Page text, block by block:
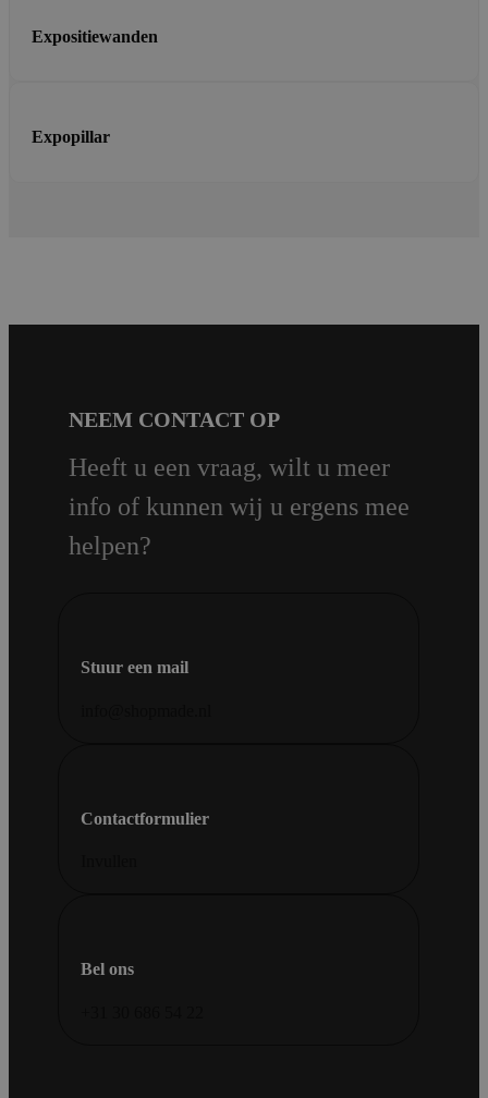
Expositiewanden
Expopillar
NEEM CONTACT OP
Heeft u een vraag, wilt u meer
info of kunnen wij u ergens mee
helpen?
Stuur een mail
Contactformulier
Bel ons